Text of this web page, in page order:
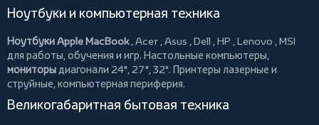
Ноутбуки и компьютерная техника
Ноутбуки Apple MacBook,Acer ,Asus ,Dell ,HP ,Lenovo ,MSI
для работы, обучения и игр. Настольные компьютеры,
мониторыдиагонали 24", 27", 32". Принтеры лазерные и
струйные, компьютерная периферия.
Великогабаритная бытовая техника